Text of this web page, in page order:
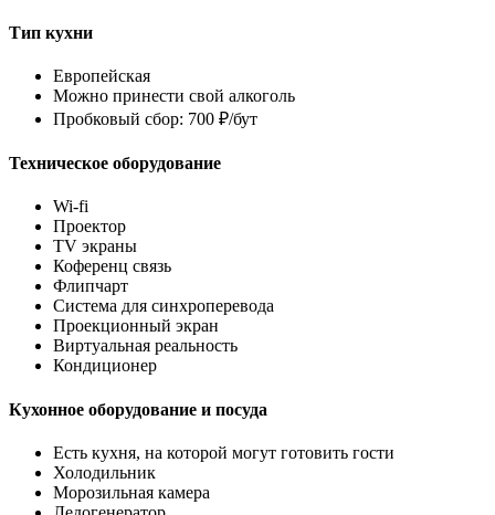
Тип кухни
Европейская
Можно принести свой алкоголь
Пробковый сбор: 700 ₽/бут
Техническое оборудование
Wi-fi
Проектор
TV экраны
Коференц связь
Флипчарт
Система для синхроперевода
Проекционный экран
Виртуальная реальность
Кондиционер
Кухонное оборудование и посуда
Есть кухня, на которой могут готовить гости
Холодильник
Морозильная камера